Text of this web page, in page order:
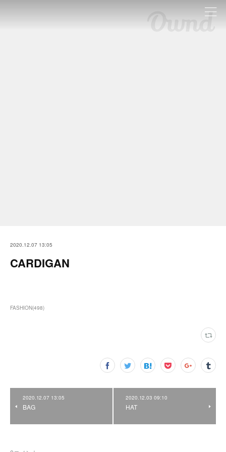
2020.12.07 13:05
CARDIGAN
FASHION(498)
2020.12.07 13:05
BAG
2020.12.03 09:10
HAT